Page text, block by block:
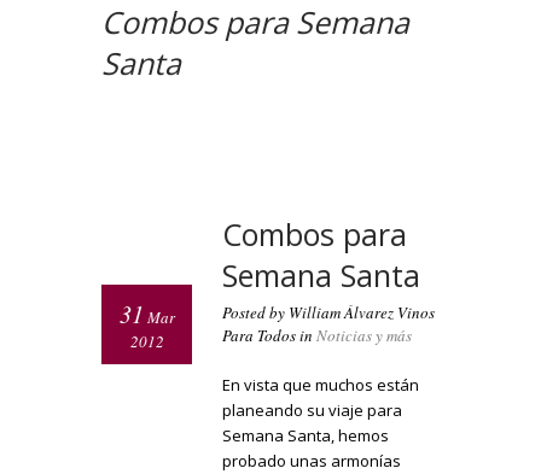
Combos para Semana
Santa
Combos para
Semana Santa
Posted by William Álvarez Vinos
Para Todos in Noticias y más
31 Mar
2012
En vista que muchos están
planeando su viaje para
Semana Santa, hemos
probado unas armonías